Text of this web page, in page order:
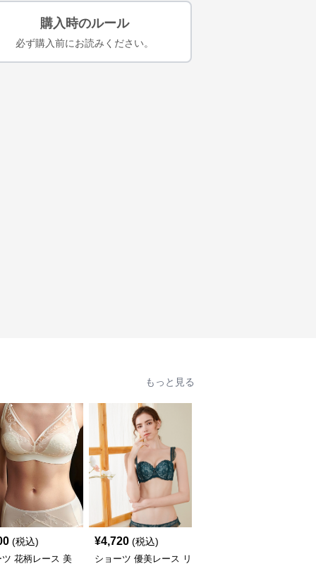
購入時のルール
必ず購入前にお読みください。
もっと見る
(税込)
ツ 花柄レース 美
¥4,720 (税込)
ショーツ 優美レース リ